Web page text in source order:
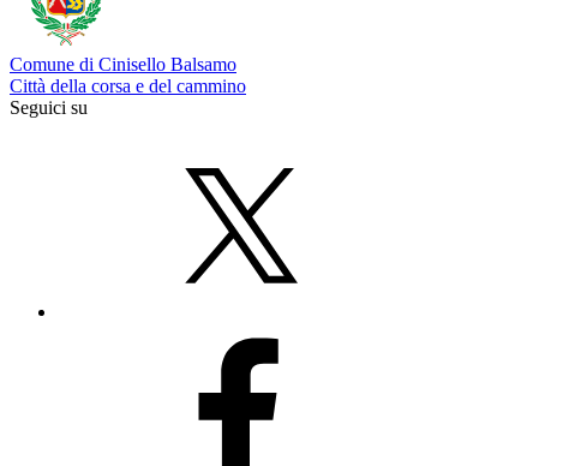
Comune di Cinisello Balsamo
Città della corsa e del cammino
Seguici su